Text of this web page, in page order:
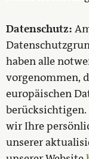
Datenschutz:
haben alle
vorgenommen,
europäischen
wir Ihre
unserer